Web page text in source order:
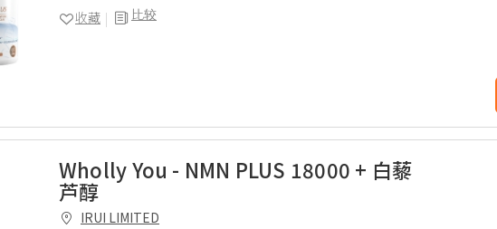
比较
收藏
Wholly You - NMN PLUS 18000 + 白藜
芦醇
IRUI LIMITED